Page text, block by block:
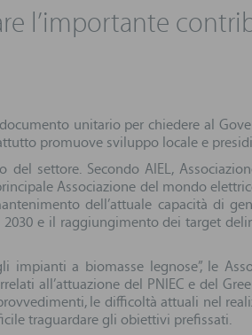
l’importante
unitario per chiedere al
promuove sviluppo locale e
settore. Secondo AIEL,
Associazione del mondo
dell’attuale capacità di
e il raggiungimento dei target
a biomasse legnose”, le
all’attuazione del PNIEC e del
le difficoltà attuali nel
traguardare gli obiettivi prefissati.